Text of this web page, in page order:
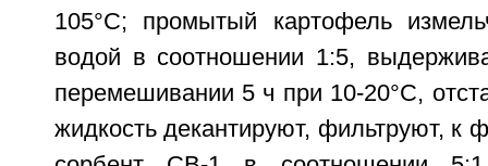
105°С; промытый картофель
водой в соотношении 1:5,
перемешивании 5 ч при 10-20°С,
жидкость декантируют, фильтруют, к